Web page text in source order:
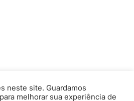
Serviços de Internet S/A.
neste site. Guardamos
melhorar sua experiência de